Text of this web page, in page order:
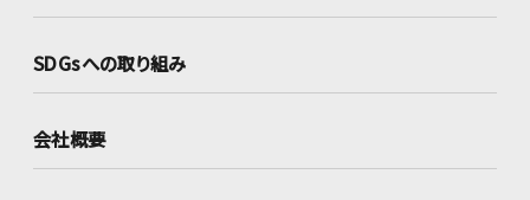
SDGsへの取り組み
会社概要